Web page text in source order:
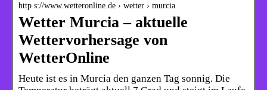
http s://www.wetteronline.de › wetter › murcia
Wetter Murcia – aktuelle
Wettervorhersage von
WetterOnline
Heute ist es in Murcia den ganzen Tag sonnig. Die